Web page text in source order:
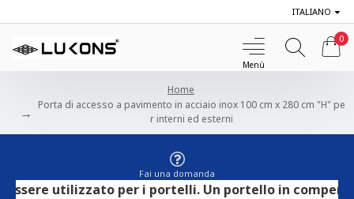
ITALIANO
0
Home
Porta di accesso a pavimento in acciaio inox 100 cm x 280 cm "H" pe
r interni ed esterni
Fai una domanda
utilizzato per i portelli. Un portello in